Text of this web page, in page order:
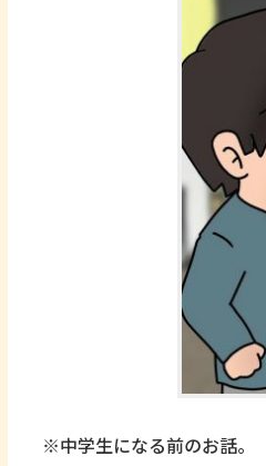
※中学生になる前のお話。